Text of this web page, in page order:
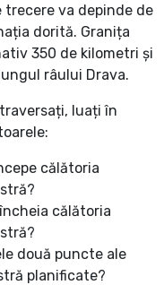
trecere va depinde de
dorită. Granița
350 de kilometri și
râului Drava.
luați în
călătoria
călătoria
două puncte ale
planificate?